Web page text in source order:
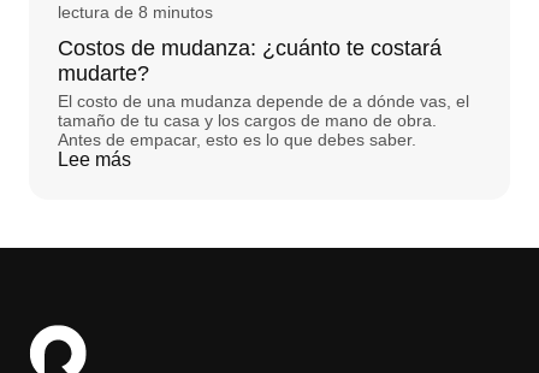
lectura de 8 minutos
Costos de mudanza: ¿cuánto te costará
mudarte?
El costo de una mudanza depende de a dónde vas, el
tamaño de tu casa y los cargos de mano de obra.
Antes de empacar, esto es lo que debes saber.
Lee más